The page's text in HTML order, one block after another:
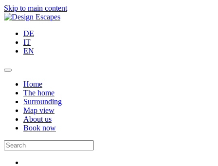
Skip to main content
DE
IT
EN
Home
The home
Surrounding
Map view
About us
Book now